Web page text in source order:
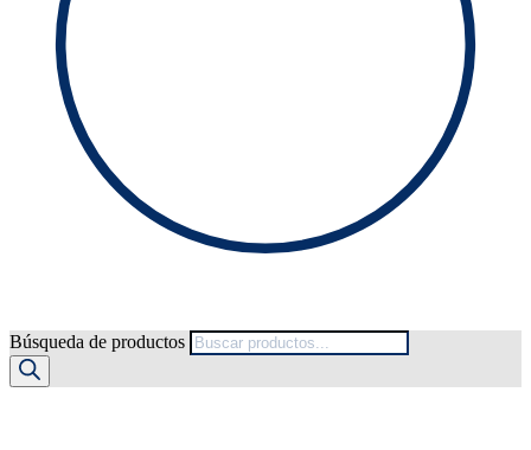
Búsqueda de productos